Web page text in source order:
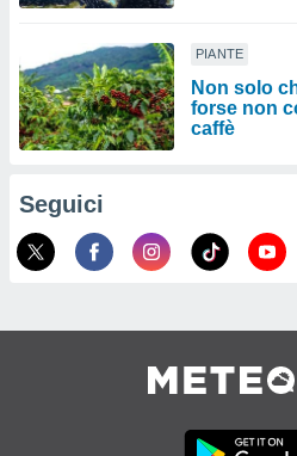
PIANTE
Non solo
forse non
caffè
Seguici